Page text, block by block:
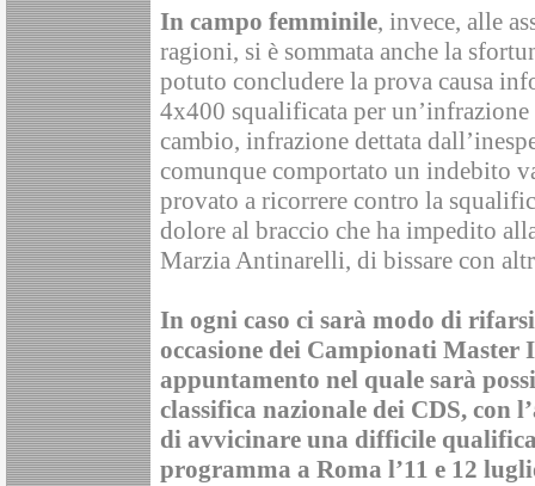
In campo femminile, invece, alle
ragioni, si è sommata anche la
potuto concludere la prova causa
4x400 squalificata per
cambio, infrazione dettata
comunque comportato un indebito
provato a ricorrere contro la
dolore al braccio che ha impedito
Marzia Antinarelli, di bissare con
In ogni caso ci sarà modo di
occasione dei Campionati
appuntamento nel quale sarà
classifica nazionale dei CDS, con
di avvicinare una difficile
programma a Roma l’11 e 12